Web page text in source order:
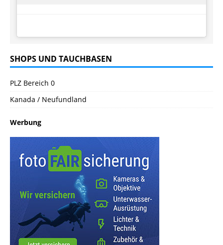
SHOPS UND TAUCHBASEN
PLZ Bereich 0
Kanada / Neufundland
Werbung